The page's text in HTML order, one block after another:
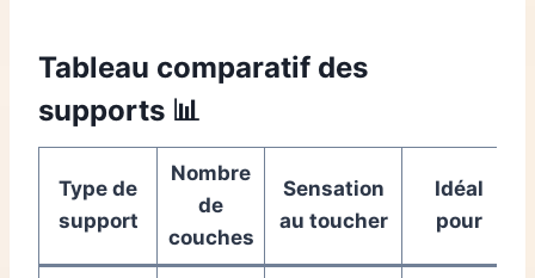
Tableau comparatif des
supports 📊
Type de
support
Nombre
de
couches
Sensation
au toucher
Idéal
pour